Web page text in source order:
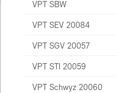
VPT SBW
VPT SEV 20084
VPT SGV 20057
VPT STI 20059
VPT Schwyz 20060